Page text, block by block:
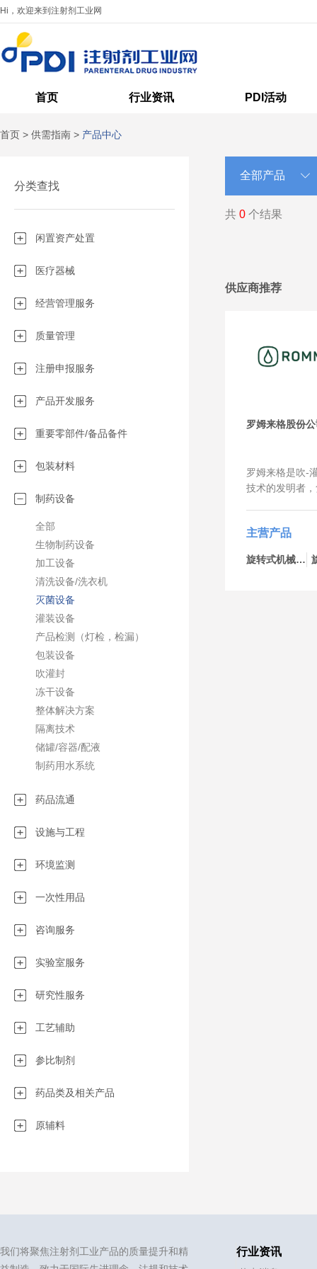
Hi，欢迎来到注射剂工业网
首页 行业资讯 PDI活动
首页 > 供需指南 > 产品中心
分类查找
闲置资产处置
医疗器械
经营管理服务
质量管理
注册申报服务
产品开发服务
重要零部件/备品备件
包装材料
制药设备
全部
生物制药设备
加工设备
清洗设备/洗衣机
灭菌设备
灌装设备
产品检测（灯检，检漏）
包装设备
吹灌封
冻干设备
整体解决方案
隔离技术
储罐/容器/配液
制药用水系统
药品流通
设施与工程
环境监测
一次性用品
咨询服务
实验室服务
研究性服务
工艺辅助
参比制剂
药品类及相关产品
原辅料
共 0 个结果
供应商推荐
罗姆来格股份
罗姆来格是吹-
技术的发明者
的领导者。我
用于制药、化
我们与客户一
主营产品
旋转式机械-bp434
我们将聚焦注射剂工业产品的质量提升和精
行业资讯